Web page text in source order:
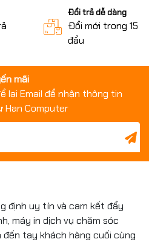
sản phẩm vừa đẹp, vừa thực
làm việc cao cấp.
Thuật LG
B
USB-C (PD 60W)
Đổi trả dễ dàng
Đổi mới trong 15
đầu
mãi
lại Email để nhận thông tin
Han Computer
định uy tín và cam kết đẩy
máy in dịch vụ chăm sóc
tay khách hàng cuối cùng